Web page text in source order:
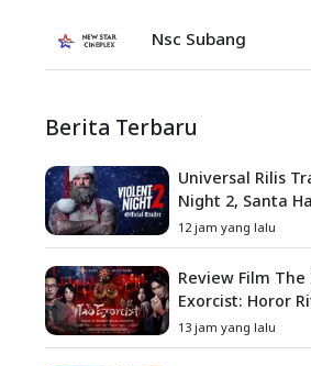
Nsc Subang
Berita Terbaru
Universal Rilis
Night 2, Santa
Baru
12 jam yang lalu
Review Film The
Exorcist: Horor
Taiwan yang
dan Teror
13 jam yang lalu